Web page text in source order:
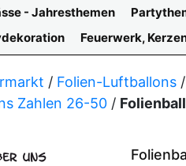
- Jahresthemen
Feuerwerk,
/ Folien-Luftballons /
Zahlen 26-50 /